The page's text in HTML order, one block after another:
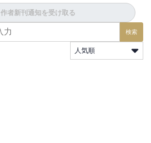
作者新刊通知を受け取る
検索
人気順